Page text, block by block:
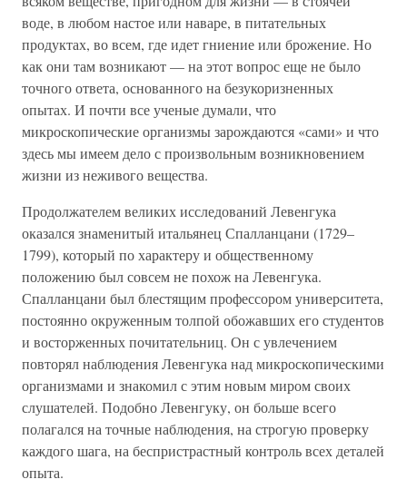
воде, в любом настое или наваре, в питательных
продуктах, во всем, где идет гниение или брожение. Но
как они там возникают — на этот вопрос еще не было
точного ответа, основанного на безукоризненных
опытах. И почти все ученые думали, что
микроскопические организмы зарождаются «сами» и что
здесь мы имеем дело с произвольным возникновением
жизни из неживого вещества.
Продолжателем великих исследований Левенгука
оказался знаменитый итальянец Спалланцани (1729–
1799), который по характеру и общественному
положению был совсем не похож на Левенгука.
Спалланцани был блестящим профессором университета,
постоянно окруженным толпой обожавших его студентов
и восторженных почитательниц. Он с увлечением
повторял наблюдения Левенгука над микроскопическими
организмами и знакомил с этим новым миром своих
слушателей. Подобно Левенгуку, он больше всего
полагался на точные наблюдения, на строгую проверку
каждого шага, на беспристрастный контроль всех деталей
опыта.